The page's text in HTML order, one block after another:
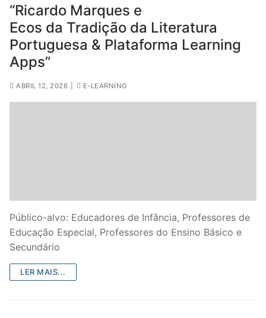
Área de Sócios
Revista Intervir
Contactos
“Ricardo Marques e
Ecos da Tradição da Literatura
Portuguesa & Plataforma Learning
Apps”
ABRIL 12, 2026 E-LEARNING
Público-alvo: Educadores de Infância, Professores de
Educação Especial, Professores do Ensino Básico e
Secundário
LER MAIS...